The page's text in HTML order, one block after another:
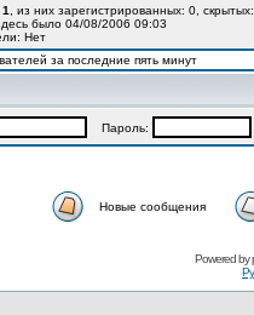
1
, из них зарегистрированных: 0,
было 04/08/2006 09:03
Нет
за последние пять минут
Пароль:
Новые сообщения
Powered by